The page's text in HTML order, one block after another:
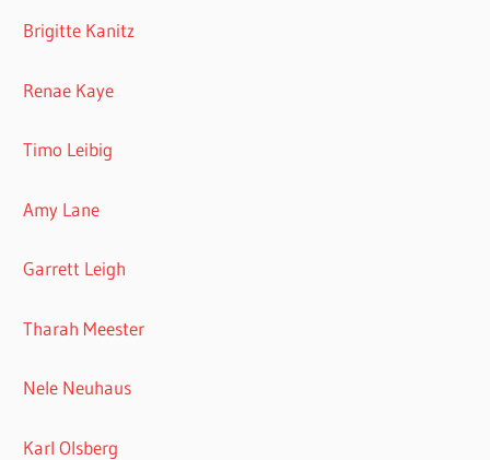
Brigitte Kanitz
Renae Kaye
Timo Leibig
Amy Lane
Garrett Leigh
Tharah Meester
Nele Neuhaus
Karl Olsberg